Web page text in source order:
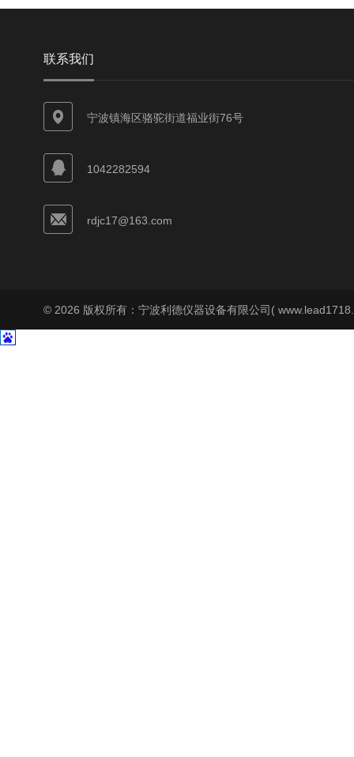
联系我们
宁波镇海区骆驼街道福业街76号
1042282594
rdjc17@163.com
© 2026 版权所有：宁波利德仪器设备有限公司(